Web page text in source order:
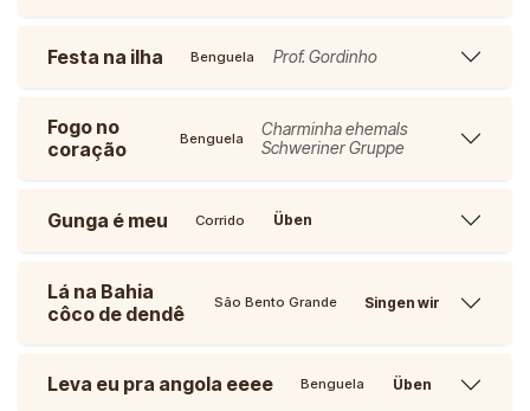
Festa na ilha Benguela Prof. Gordinho
Fogo no
coração
Benguela
Charminha ehemals
Schweriner Gruppe
Gunga é meu Corrido Üben
Lá na Bahia
côco de dendê
São Bento Grande Singen wir
Leva eu pra angola eeee Benguela Üben